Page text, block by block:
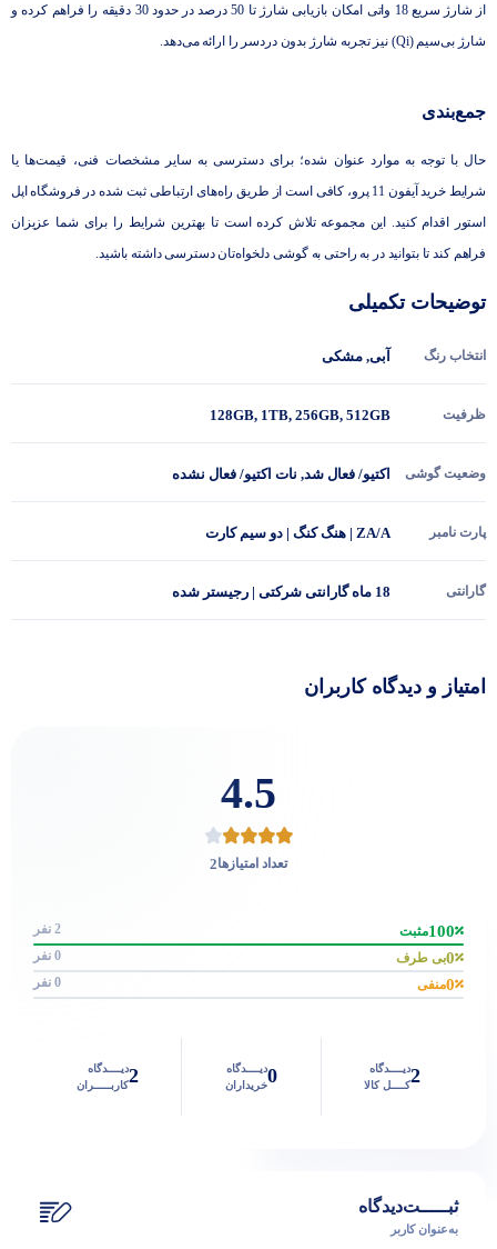
از شارژ سریع 18 واتی امکان بازیابی شارژ تا 50 درصد در حدود 30 دقیقه را فراهم کرده و
شارژ بی‌سیم (Qi) نیز تجربه‌ شارژ بدون دردسر را ارائه می‌دهد.
جمع‌بندی
حال با توجه به موارد عنوان شده؛ برای دسترسی به سایر مشخصات فنی، قیمت‌ها یا
شرایط خرید آیفون 11 پرو، کافی است از طریق راه‌های ارتباطی ثبت ‌شده در فروشگاه اپل
استور اقدام کنید. این مجموعه تلاش کرده است تا بهترین شرایط را برای شما عزیزان
فراهم کند تا بتوانید در به راحتی به گوشی دلخواه‌تان دسترسی داشته باشید.
توضیحات تکمیلی
انتخاب رنگ آبی, مشکی
ظرفیت 128GB, 1TB,256GB,512GB
وضعیت گوشی اکتیو/ فعال شد, نات اکتیو/ فعال نشده
پارت نامبر ZA/A | هنگ کنگ | دو سیم کارت
گارانتی 18 ماه گارانتی شرکتی | رجیستر شده
امتیاز و دیدگاه کاربران
4.5
تعداد امتیازها2
100مثبت 2 نفر
0بی طرف 0 نفر
0منفی 0 نفر
2دیــــدگاه
کــــل کالا
0دیــــدگاه
خریداران
2دیــــدگاه
کاربـــــران
ثبـــــت‌دیدگاه
به‌عنوان کاربر